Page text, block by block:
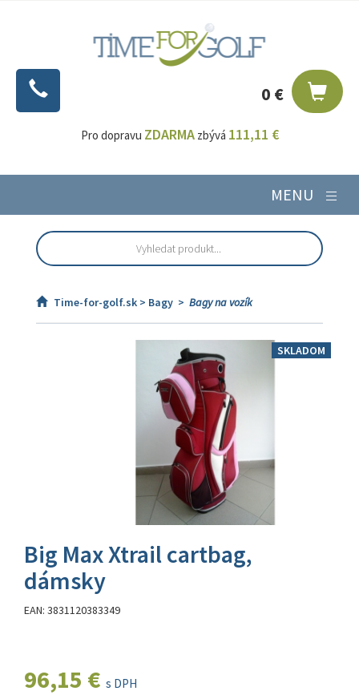
0 €
Pro dopravu ZDARMAzbývá 111,11 €
MENU
Time-for-golf.sk > Bagy > Bagy na vozík
SKLADOM
Big Max Xtrail cartbag,
dámsky
EAN: 3831120383349
96,15 € s DPH